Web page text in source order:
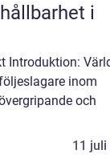
Introduktion:
inom
och
11 juli